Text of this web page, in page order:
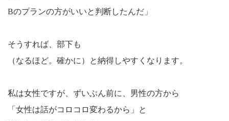
Bのプランの方がいいと判断したんだ」
そうすれば、部下も
（なるほど。確かに）と納得しやすくなります。
私は女性ですが、ずいぶん前に、男性の方から
「女性は話がコロコロ変わるから」と